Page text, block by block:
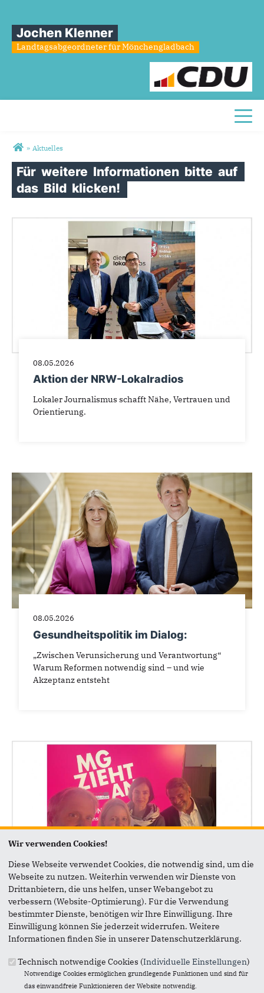
Jochen Klenner
Landtagsabgeordneter für Mönchengladbach
Sie sind hier
» Aktuelles
Für weitere Informationen bitte auf
das Bild klicken!
08.05.2026
Aktion der NRW-Lokalradios
Lokaler Journalismus schafft Nähe, Vertrauen und
Orientierung.
08.05.2026
Gesundheitspolitik im Dialog:
„Zwischen Verunsicherung und Verantwortung“
Warum Reformen notwendig sind – und wie
Akzeptanz entsteht
06.05.2026
MG zieht an
Stoff, der bewegt. Ideen, die Zukunft machen.
Wir verwenden Cookies!
Diese Webseite verwendet Cookies, die notwendig sind, um die
Webseite zu nutzen. Weiterhin verwenden wir Dienste von
Drittanbietern, die uns helfen, unser Webangebot zu
verbessern (Website-Optimierung). Für die Verwendung
bestimmter Dienste, benötigen wir Ihre Einwilligung. Ihre
Einwilligung können Sie jederzeit widerrufen. Weitere
Informationen finden Sie in unserer Datenschutzerklärung.
Technisch notwendige Cookies (Individuelle Einstellungen)
Notwendige Cookies ermöglichen grundlegende Funktionen und sind für
das einwandfreie Funktionieren der Website notwendig.